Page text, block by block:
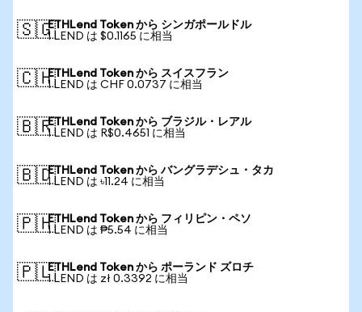
🇸🇬ETHLend Token から シンガポールドル
1 LEND は $0.1165 に相当
🇨🇭ETHLend Token から スイスフラン
1 LEND は CHF 0.0737 に相当
🇧🇷ETHLend Token から ブラジル・レアル
1 LEND は R$0.4651 に相当
🇧🇩ETHLend Token から バングラデシュ・タカ
1 LEND は ৳11.24 に相当
🇵🇭ETHLend Token から フィリピン・ペソ
1 LEND は ₱5.54 に相当
🇵🇱ETHLend Token から ポーランド ズロチ
1 LEND は zł 0.3392 に相当